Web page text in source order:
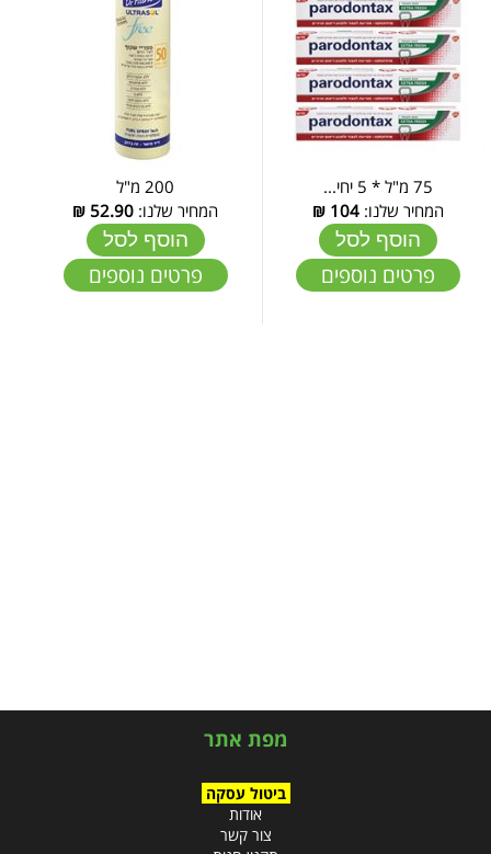
75 מ"ל * 5 יחי...
המחיר שלנו: 104
₪
הוסף לסל
פרטים נוספים
200 מ"ל
המחיר שלנו: 52.90
₪
הוסף לסל
פרטים נוספים
מפת אתר
ביטול עסקה
אודות
צור קשר